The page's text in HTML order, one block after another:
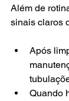
Além de
sinais claros
Após
Quando